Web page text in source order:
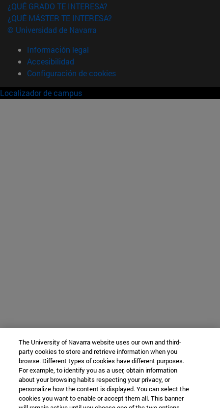
¿QUÉ GRADO TE INTERESA?
¿QUÉ MÁSTER TE INTERESA?
© Universidad de Navarra
Información legal
Accesibilidad
Configuración de cookies
Localizador de campus
The University of Navarra website uses our own and third-
party cookies to store and retrieve information when you
browse. Different types of cookies have different purposes.
For example, to identify you as a user, obtain information
about your browsing habits respecting your privacy, or
personalize how the content is displayed. You can select the
cookies you want to enable or accept them all. This banner